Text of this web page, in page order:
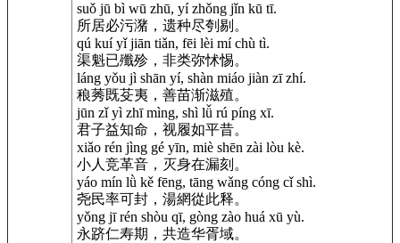
suǒ jū bì wū zhū, yí zhǒng jǐn kū tī.
所居必污潴，遗种尽刳剔。
qú kuí yǐ jiān tiǎn, fēi lèi mí chù tì.
渠魁已殲殄，非类弥怵惕。
láng yǒu jì shān yí, shàn miáo jiàn zī zhí.
稂莠既芟夷，善苗渐滋殖。
jūn zǐ yì zhī mìng, shì lǚ rú píng xī.
君子益知命，视履如平昔。
xiǎo rén jìng gé yīn, miè shēn zài lòu kè.
小人竞革音，灭身在漏刻。
yáo mín lǜ kě fēng, tāng wǎng cóng cǐ shì.
尧民率可封，湯網從此释。
yǒng jī rén shòu qī, gòng zào huá xū yù.
永跻仁寿期，共造华胥域。